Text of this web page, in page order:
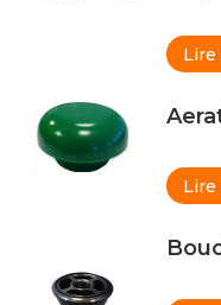
Lire
Lire